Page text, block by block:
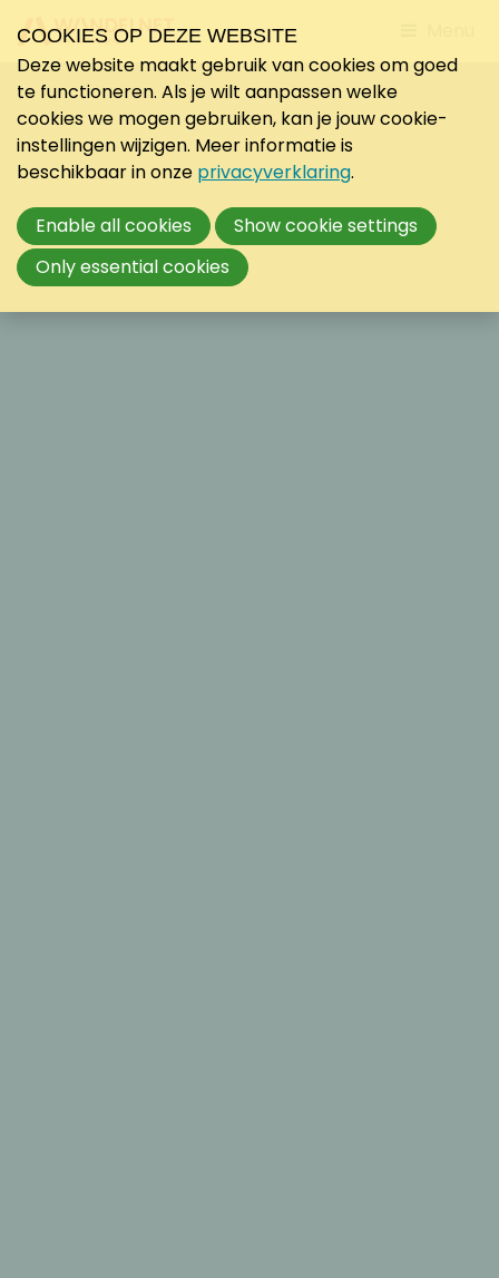
to
COOKIES OP DEZE WEBSITE
Deze website maakt gebruik van cookies om goed
te functioneren. Als je wilt aanpassen welke
cookies we mogen gebruiken, kan je jouw cookie-
instellingen wijzigen. Meer informatie is
beschikbaar in onze privacyverklaring.
Enable all cookies
Show cookie settings
Only essential cookies